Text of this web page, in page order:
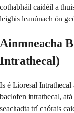
cothabháil caidéil a
leighis leanúnach ón
Ainmneacha
Intrathecal)
Is é Lioresal Intrathecal
baclofen intrathecal,
seachadta trí chórais